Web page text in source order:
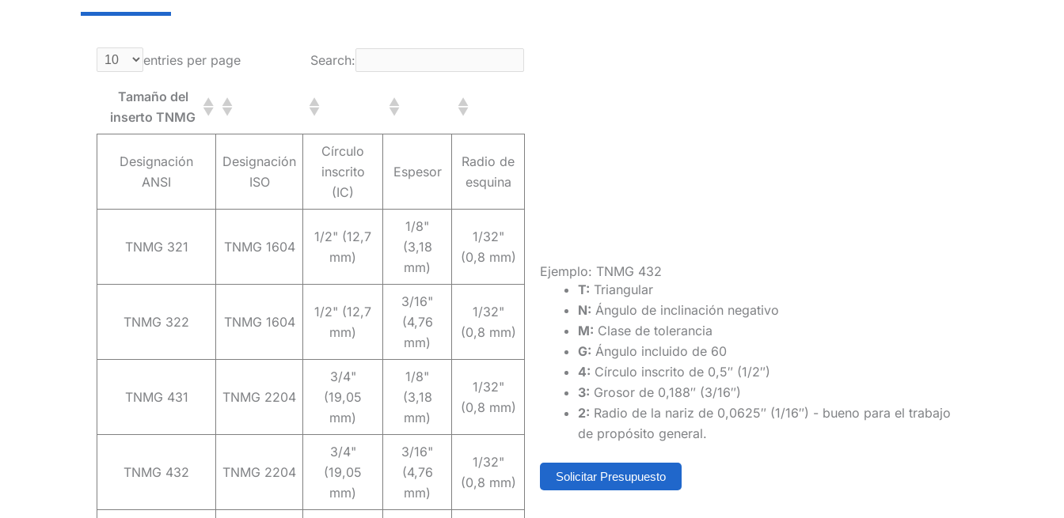
entries per page Search:
Tamaño del
inserto TNMG
Designación
ANSI
Designación
ISO
Círculo
inscrito
(IC)
Espesor
Radio de
esquina
TNMG 321 TNMG 1604
1/2" (12,7
mm)
1/8"
(3,18
mm)
1/32"
(0,8 mm)
TNMG 322 TNMG 1604
1/2" (12,7
mm)
3/16"
(4,76
mm)
1/32"
(0,8 mm)
TNMG 431 TNMG 2204
3/4"
(19,05
mm)
1/8"
(3,18
mm)
1/32"
(0,8 mm)
TNMG 432 TNMG 2204
3/4"
(19,05
mm)
3/16"
(4,76
mm)
1/32"
(0,8 mm)
Ejemplo: TNMG 432
T: Triangular
N: Ángulo de inclinación negativo
M: Clase de tolerancia
G: Ángulo incluido de 60
4: Círculo inscrito de 0,5″ (1/2″)
3: Grosor de 0,188″ (3/16″)
2: Radio de la nariz de 0,0625″ (1/16″) - bueno para el trabajo
de propósito general.
Solicitar Presupuesto